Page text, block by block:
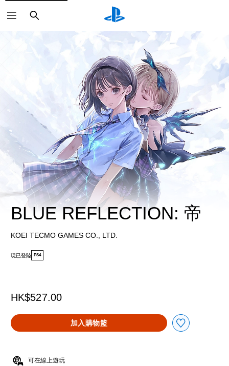
搜
尋
BLUE REFLECTION: 帝
KOEI TECMO GAMES CO., LTD.
現已登陸 PS4
HK$527.00
加入購物籃
可在線上遊玩